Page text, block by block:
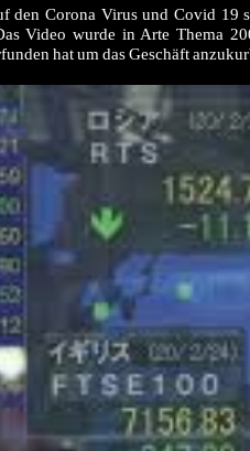
den Corona Virus und Covid 19
Video wurde in Arte Thema
hat um das Geschäft